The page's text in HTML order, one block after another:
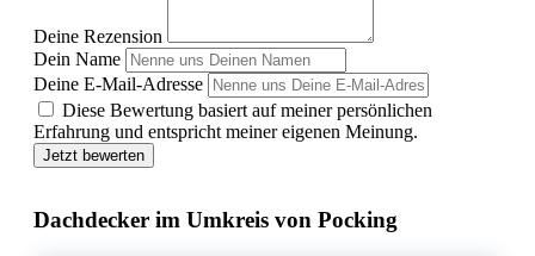
Deine Rezension
Dein Name
Deine E-Mail-Adresse
Diese Bewertung basiert auf meiner persönlichen
Erfahrung und entspricht meiner eigenen Meinung.
Jetzt bewerten
Dachdecker im Umkreis von Pocking